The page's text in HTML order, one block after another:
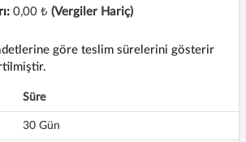
0,00 ₺(Vergiler Hariç)
göre teslim sürelerini gösterir
Süre
30 Gün